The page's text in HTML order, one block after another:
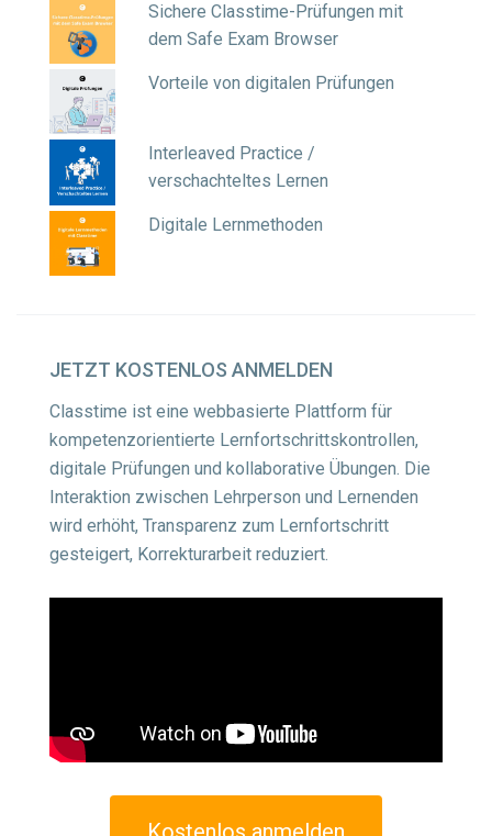
Sichere Classtime-Prüfungen mit
dem Safe Exam Browser
Vorteile von digitalen Prüfungen
Interleaved Practice /
verschachteltes Lernen
Digitale Lernmethoden
JETZT KOSTENLOS ANMELDEN
Classtime ist eine webbasierte Plattform für
kompetenzorientierte Lernfortschrittskontrollen,
digitale Prüfungen und kollaborative Übungen. Die
Interaktion zwischen Lehrperson und Lernenden
wird erhöht, Transparenz zum Lernfortschritt
gesteigert, Korrekturarbeit reduziert.